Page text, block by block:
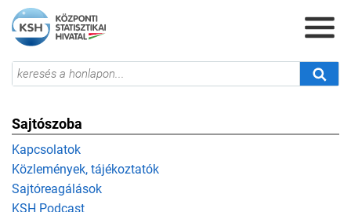
Sajtószoba
Kapcsolatok
Közlemények, tájékoztatók
Sajtóreagálások
KSH Podcast